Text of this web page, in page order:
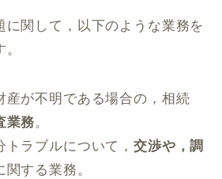
に関して，以下のような業務を
産が不明である場合の，相続
業務。
トラブルについて，交渉や，調
関する業務。